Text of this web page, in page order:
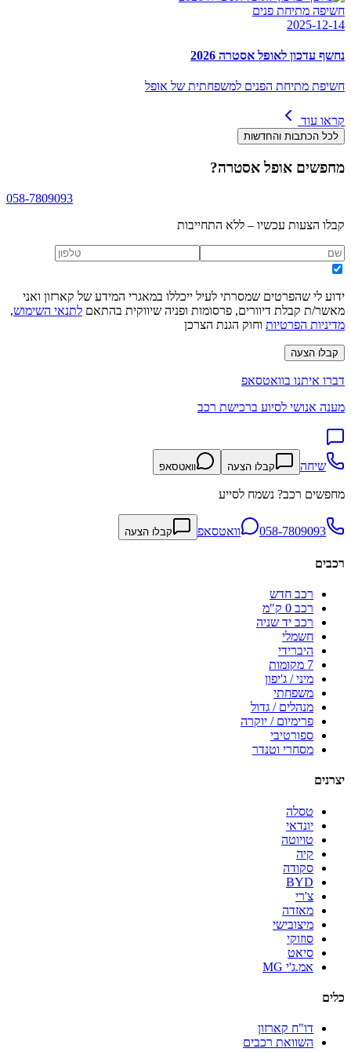
חשיפה מתיחת פנים
2025-12-14
נחשף עדכון לאופל אסטרה 2026
חשיפת מתיחת הפנים למשפחתית של אופל
קראו עוד
לכל הכתבות והחדשות
מחפשים אופל אסטרה?
058-7809093
קבלו הצעות עכשיו – ללא התחייבות
ידוע לי שהפרטים שמסרתי לעיל ייכללו במאגרי המידע של קארזון ואני
מאשר/ת קבלת דיוורים, פרסומות ופניה שיווקית בהתאם לתנאי השימוש,
מדיניות הפרטיות וחוק הגנת הצרכן
קבלו הצעה
דברו איתנו בוואטסאפ
מענה אנושי לסיוע ברכישת רכב
שיחה קבלו הצעה וואטסאפ
מחפשים רכב? נשמח לסייע
058-7809093 וואטסאפ קבלו הצעה
רכבים
רכב חדש
רכב 0 ק"מ
רכב יד שניה
חשמלי
היברידי
7 מקומות
מיני / ג'יפון
משפחתי
מנהלים / גדול
פרימיום / יוקרה
ספורטיבי
מסחרי וטנדר
יצרנים
טסלה
יונדאי
טויוטה
קיה
סקודה
BYD
צ'רי
מאזדה
מיצובישי
סוזוקי
סיאט
אמ.ג'י MG
כלים
דו"ח קארזון
השוואת רכבים